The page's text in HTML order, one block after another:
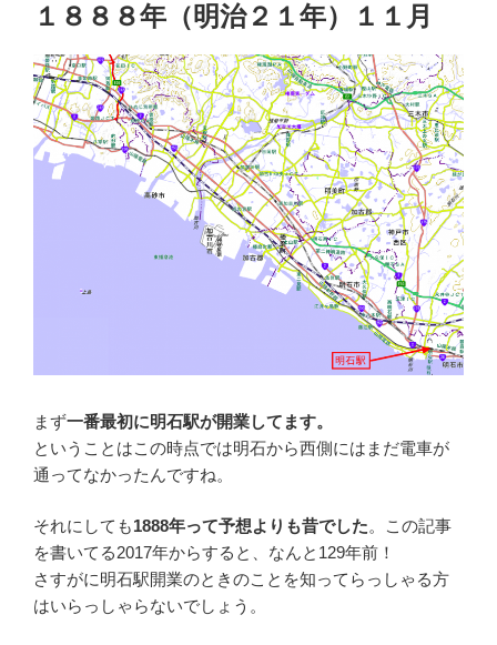
１８８８年（明治２１年）１１月
まず一番最初に明石駅が開業してます。
ということはこの時点では明石から西側にはまだ電車が
通ってなかったんですね。
それにしても1888年って予想よりも昔でした。この記事
を書いてる2017年からすると、なんと129年前！
さすがに明石駅開業のときのことを知ってらっしゃる方
はいらっしゃらないでしょう。